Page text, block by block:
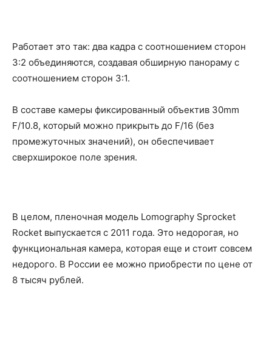
Работает это так: два кадра с соотношением сторон
3:2 объединяются, создавая обширную панораму с
соотношением сторон 3:1.
В составе камеры фиксированный объектив 30mm
F/10.8, который можно прикрыть до F/16 (без
промежуточных значений), он обеспечивает
сверхширокое поле зрения.
В целом, пленочная модель Lomography Sprocket
Rocket выпускается с 2011 года. Это недорогая, но
функциональная камера, которая еще и стоит совсем
недорого. В России ее можно приобрести по цене от
8 тысяч рублей.